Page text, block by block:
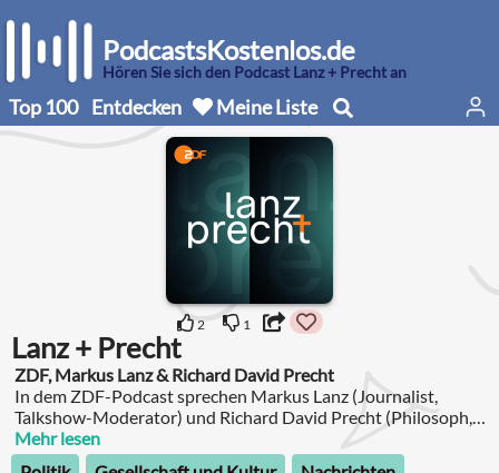
PodcastsKostenlos.de
Hören Sie sich den Podcast Lanz + Precht an
Top 100 Entdecken Meine Liste
2 1
Lanz + Precht
ZDF, Markus Lanz & Richard David Precht
In dem ZDF-Podcast sprechen Markus Lanz (Journalist,
Talkshow-Moderator) und Richard David Precht (Philosoph,
Schriftsteller) über die gesellschaftlich und politisch
relevanten Themen unserer Zeit.
Mehr lesen